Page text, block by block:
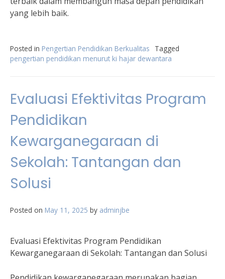
yang lebih baik.
Posted in Pengertian Pendidikan Berkualitas
Tagged
pengertian pendidikan menurut ki hajar dewantara
Evaluasi Efektivitas Program
Pendidikan
Kewarganegaraan di
Sekolah: Tantangan dan
Solusi
Posted on May 11, 2025 by adminjbe
Evaluasi Efektivitas Program Pendidikan
Kewarganegaraan di Sekolah: Tantangan dan Solusi